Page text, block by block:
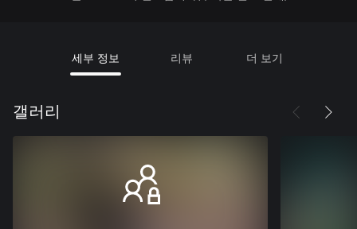
세부 정보 리뷰 더 보기
갤러리